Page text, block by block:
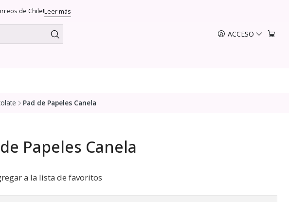
ACCESO
de Chile!Leer más
Pad de Papeles Canela
Papeles Canela
a la lista de favoritos